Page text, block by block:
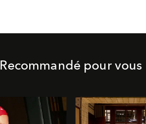
Recommandé pour vous